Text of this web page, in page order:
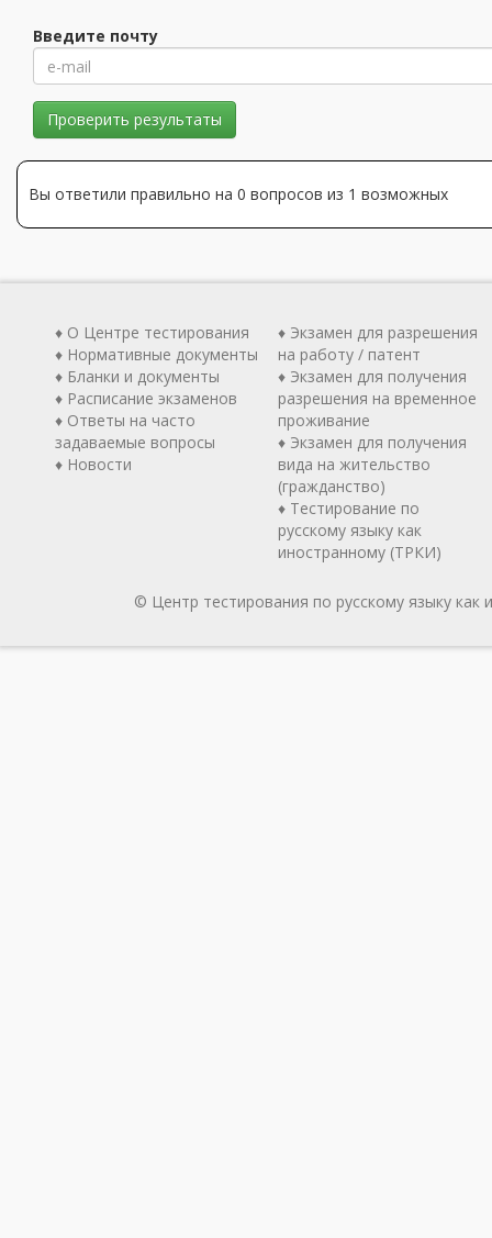
Введите почту
Проверить результаты
Вы ответили правильно на 0 вопросов из 1 возможных
♦ О Центре тестирования
♦ Нормативные документы
♦ Бланки и документы
♦ Расписание экзаменов
♦ Ответы на часто
задаваемые вопросы
♦ Новости
♦ Экзамен для разрешения
на работу / патент
♦ Экзамен для получения
разрешения на временное
проживание
♦ Экзамен для получения
вида на жительство
(гражданство)
♦ Тестирование по
русскому языку как
иностранному (ТРКИ)
© Центр тестирования по русскому языку как